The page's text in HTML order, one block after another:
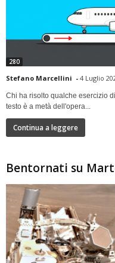
280
Stefano Marcellini - 4 Luglio
Chi ha risolto qualche esercizio
testo è a metà dell'opera...
Continua a leggere
Bentornati su